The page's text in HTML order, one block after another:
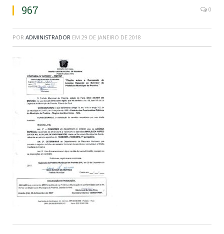
967 0
POR ADMINISTRADOR EM 29 DE JANEIRO DE 2018